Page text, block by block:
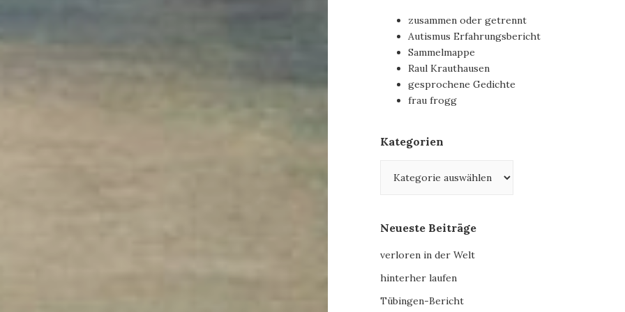
zusammen oder getrennt
Autismus Erfahrungsbericht
Sammelmappe
Raul Krauthausen
gesprochene Gedichte
frau frogg
Kategorien
Neueste Beiträge
verloren in der Welt
hinterher laufen
Tübingen-Bericht